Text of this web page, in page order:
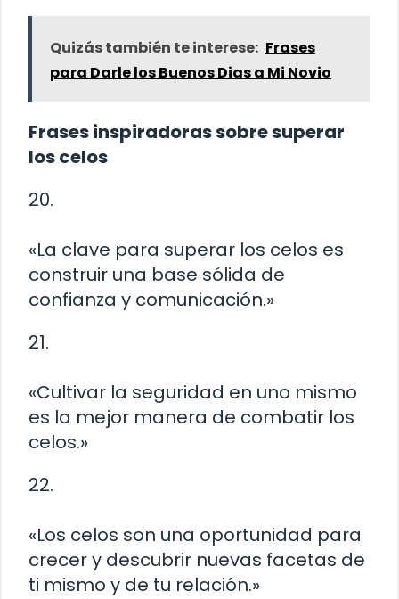
Quizás también te interese: Frases
para Darle los Buenos Dias a Mi Novio
Frases inspiradoras sobre superar
los celos
20.
«La clave para superar los celos es
construir una base sólida de
confianza y comunicación.»
21.
«Cultivar la seguridad en uno mismo
es la mejor manera de combatir los
celos.»
22.
«Los celos son una oportunidad para
crecer y descubrir nuevas facetas de
ti mismo y de tu relación.»